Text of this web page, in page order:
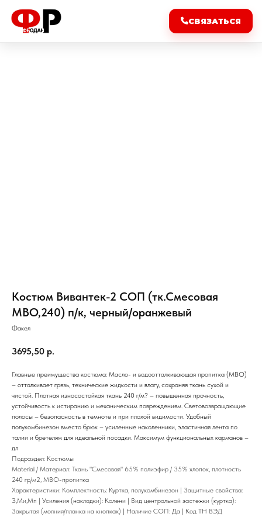
СВЯЗАТЬСЯ
Костюм Вивантек-2 СОП (тк.Смесовая
МВО,240) п/к, черный/оранжевый
Факел
3695,50 р.
Главные преимущества костюма: Масло- и водоотталкивающая пропитка (МВО)
– отталкивает грязь, технические жидкости и влагу, сохраняя ткань сухой и
чистой. Плотная износостойкая ткань 240 г/м? – повышенная прочность,
устойчивость к истиранию и механическим повреждениям. Световозвращающие
полосы – безопасность в темноте и при плохой видимости. Удобный
полукомбинезон вместо брюк – усиленные наколенники, эластичная лента по
талии и бретелям для идеальной посадки. Максимум функциональных карманов –
дл
Подраздел: Костюмы
Material / Материал: Ткань "Смесовая" 65% полиэфир / 35% хлопок, плотность
240 гр/м2, МВО-пропитка
Характеристики: Комплектность: Куртка, полукомбинезон | Защитные свойства:
З,Ми,Мп | Усиления (накладки): Колени | Вид центральной застежки (куртка):
Закрытая (молния/планка на кнопках) | Наличие СОП: Да | Код ТН ВЭД